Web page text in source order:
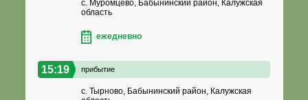
с. Муромцево, Бабынинский район, Калужская
область
ежедневно
15:19 прибытие
с. Тырново, Бабынинский район, Калужская